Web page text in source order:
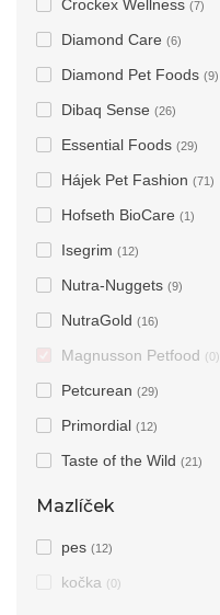
Crockex Wellness (7)
Diamond Care (6)
Diamond Pet Foods (9)
Dibaq Sense (26)
Essential Foods (29)
Hájek Pet Fashion (71)
Hofseth BioCare (1)
Isegrim (12)
Nutra-Nuggets (9)
NutraGold (16)
Magnusson Petfood (0)
Petcurean (29)
Primordial (12)
Taste of the Wild (21)
Mazlíček
pes (12)
kočka (0)